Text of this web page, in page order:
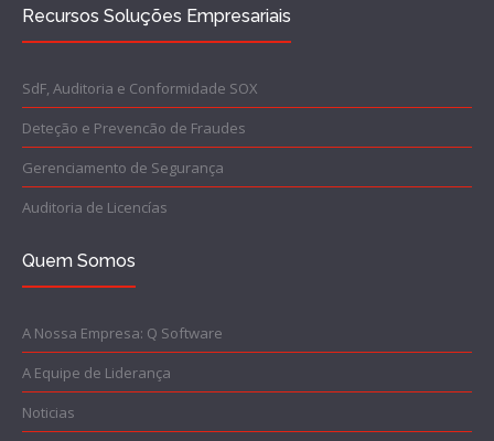
Recursos Soluções Empresariais
SdF, Auditoria e Conformidade SOX
Deteção e Prevencão de Fraudes
Gerenciamento de Segurança
Auditoria de Licencías
Quem Somos
A Nossa Empresa: Q Software
A Equipe de Liderança
Noticias